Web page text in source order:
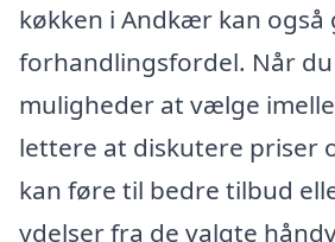
køkken i Andkær kan også
forhandlingsfordel. Når
muligheder at vælge
lettere at diskutere priser
kan føre til bedre tilbud
ydelser fra de valgte